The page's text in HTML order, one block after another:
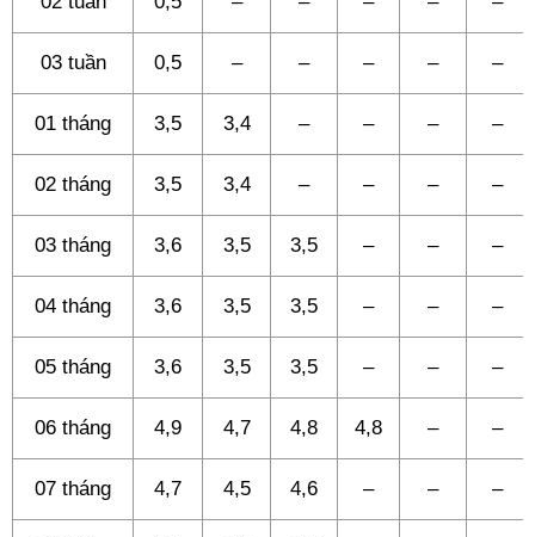
03 tuần 0,5 – – – – –
01 tháng 3,5 3,4 – – – –
02 tháng 3,5 3,4 – – – –
03 tháng 3,6 3,5 3,5 – – –
04 tháng 3,6 3,5 3,5 – – –
05 tháng 3,6 3,5 3,5 – – –
06 tháng 4,9 4,7 4,8 4,8 – –
07 tháng 4,7 4,5 4,6 – – –